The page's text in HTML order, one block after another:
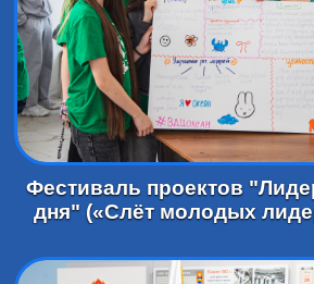
Фестиваль проектов
дня" («Слёт молодых